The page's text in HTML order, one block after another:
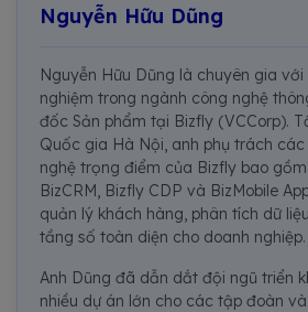
Nguyễn Hữu Dũng
Nguyễn Hữu Dũng là chuyên gia với
nghiệm trong ngành công nghệ
đốc Sản phẩm tại Bizfly (VCCorp).
Quốc gia Hà Nội, anh phụ trách
nghệ trọng điểm của Bizfly bao
BizCRM, Bizfly CDP và BizMobile
quản lý khách hàng, phân tích dữ
tầng số toàn diện cho doanh nghiệp.
Anh Dũng đã dẫn dắt đội ngũ triển
nhiều dự án lớn cho các tập đoàn